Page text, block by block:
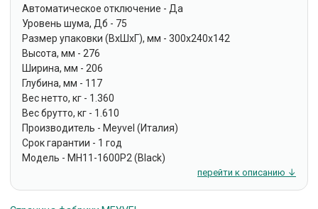
Автоматическое отключение - Да
Уровень шума, Дб - 75
Размер упаковки (ВxШxГ), мм - 300х240х142
Высота, мм - 276
Ширина, мм - 206
Глубина, мм - 117
Вес нетто, кг - 1.360
Вес брутто, кг - 1.610
Производитель - Meyvel (Италия)
Срок гарантии - 1 год
Модель - MH11-1600P2 (Black)
перейти к описанию ↓